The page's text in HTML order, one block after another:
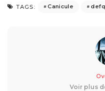
TAGS: Canicule
Voir plus